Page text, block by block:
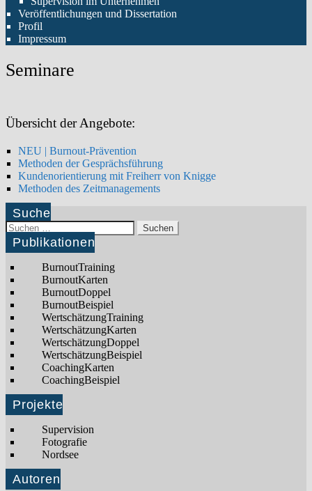
Veröffentlichungen und Dissertation
Profil
Impressum
Seminare
Übersicht der Angebote:
NEU | Burnout-Prävention
Methoden der Gesprächsführung
Kundenorientierung mit Freiherr von Knigge
Methoden des Zeitmanagements
Suche
Suchen
nach:
Publikationen
BurnoutTraining
BurnoutKarten
BurnoutDoppel
BurnoutBeispiel
WertschätzungTraining
WertschätzungKarten
WertschätzungDoppel
WertschätzungBeispiel
CoachingKarten
CoachingBeispiel
Projekte
Supervision
Fotografie
Nordsee
Autoren